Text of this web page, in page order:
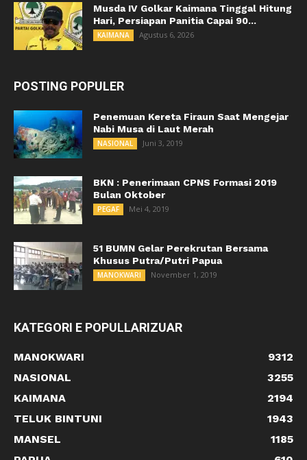
Musda IV Golkar Kaimana Tinggal Hitung
Hari, Persiapan Panitia Capai 90...
KAIMANA Agustus 6, 2026
POSTING POPULER
Penemuan Kereta Firaun Saat Mengejar
Nabi Musa di Laut Merah
NASIONAL Juni 3, 2019
BKN : Penerimaan CPNS Formasi 2019
Bulan Oktober
PEGAF Mei 4, 2019
51 BUMN Gelar Perekrutan Bersama
Khusus Putra/Putri Papua
MANOKWARI November 1, 2019
KATEGORI E POPULLARIZUAR
MANOKWARI
9312
NASIONAL
3255
KAIMANA
2194
TELUK BINTUNI
1943
MANSEL
1185